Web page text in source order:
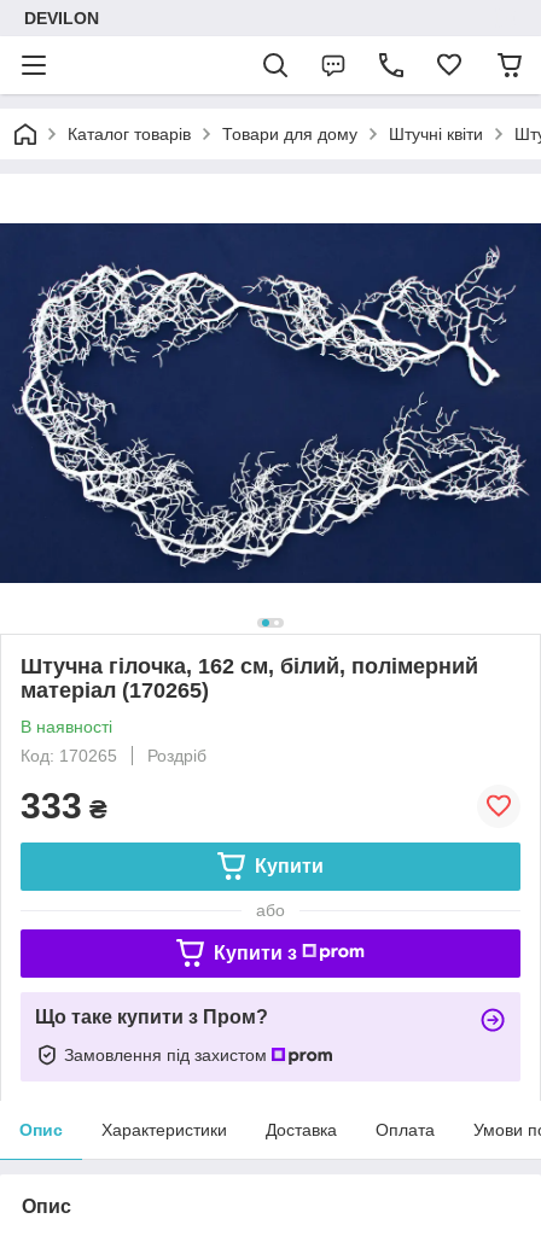
DEVILON
Каталог товарів Товари для дому Штучні квіти
Штучна гілочка, 162 см, білий, полімерний
матеріал (170265)
В наявності
Код: 170265
Роздріб
333 ₴
Купити
або
Купити з
Що таке купити з Пром?
Замовлення під захистом
Опис Характеристики Доставка Оплата Умови
Опис